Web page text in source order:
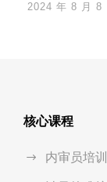
2024 年 8 月 8
核心课程
内审员培训